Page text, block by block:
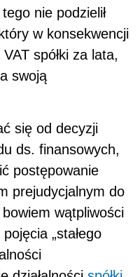
nie podzielił
w konsekwencji
spółki za lata,
swoją
się od decyzji
ds. finansowych,
postępowanie
prejudycjalnym do
wątpliwości
„stałego